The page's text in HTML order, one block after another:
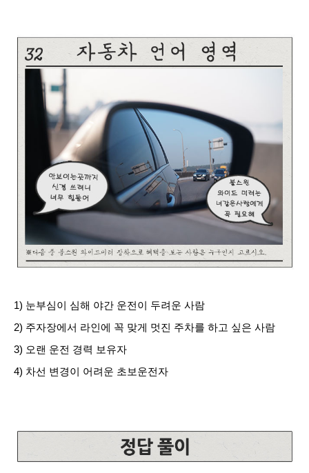
1) 눈부심이 심해 야간 운전이 두려운 사람
2) 주자장에서 라인에 꼭 맞게 멋진 주차를 하고 싶은 사람
3) 오랜 운전 경력 보유자
4) 차선 변경이 어려운 초보운전자